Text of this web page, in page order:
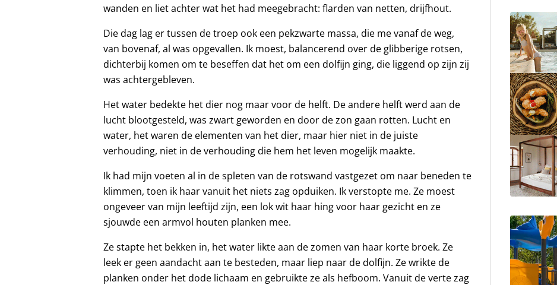
wanden en liet achter wat het had meegebracht: flarden van netten, drijfhout.
Die dag lag er tussen de troep ook een pekzwarte massa, die me vanaf de weg,
van bovenaf, al was opgevallen. Ik moest, balancerend over de glibberige rotsen,
dichterbij komen om te beseffen dat het om een dolfijn ging, die liggend op zijn zij
was achtergebleven.
Het water bedekte het dier nog maar voor de helft. De andere helft werd aan de
lucht blootgesteld, was zwart geworden en door de zon gaan rotten. Lucht en
water, het waren de elementen van het dier, maar hier niet in de juiste
verhouding, niet in de verhouding die hem het leven mogelijk maakte.
Ik had mijn voeten al in de spleten van de rotswand vastgezet om naar beneden te
klimmen, toen ik haar vanuit het niets zag opduiken. Ik verstopte me. Ze moest
ongeveer van mijn leeftijd zijn, een lok wit haar hing voor haar gezicht en ze
sjouwde een armvol houten planken mee.
Ze stapte het bekken in, het water likte aan de zomen van haar korte broek. Ze
leek er geen aandacht aan te besteden, maar liep naar de dolfijn. Ze wrikte de
planken onder het dode lichaam en gebruikte ze als hefboom. Vanuit de verte zag